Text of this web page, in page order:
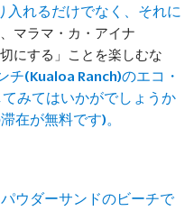
入れるだけでなく、それに
マラマ・カ・アイナ
にする」ことを楽しむな
チ(Kualoa Ranch)のエコ・
みてはいかがでしょうか
在が無料です)。
ウダーサンドのビーチで